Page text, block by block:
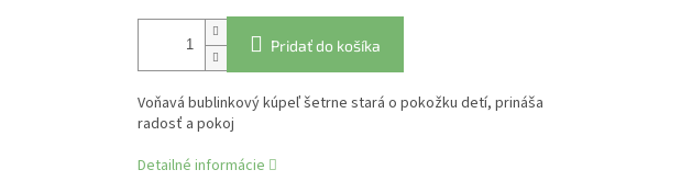
Pridať do košíka
Voňavá bublinkový kúpeľ šetrne stará o pokožku detí, prináša
radosť a pokoj
Detailné informácie